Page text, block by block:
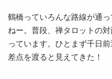
鶴橋っていろんな路線が通
ねー。普段、禅タロットの
っています。ひとまず千日
差点を渡ると見えてきた！